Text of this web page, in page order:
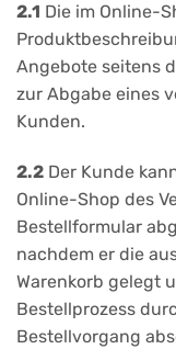
2.1 Die im Online-
Angebote seitens
zur Abgabe eines
Kunden.
2.2 Der Kunde
Online-Shop des
Bestellformular
nachdem er die
Warenkorb gelegt
Bestellprozess
Bestellvorgang